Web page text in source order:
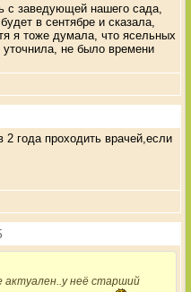
с заведующей нашего сада,
в сентябре и сказала,
я тоже думала, что ясельных
не было времени
года проходить врачей,если
неё старший